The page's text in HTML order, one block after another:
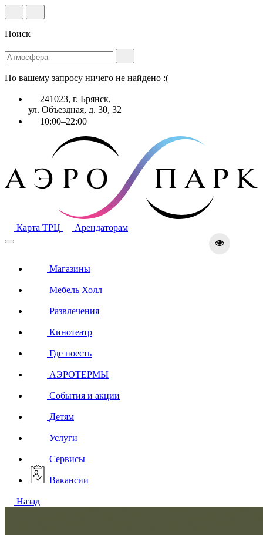
Поиск
По вашему запросу ничего не найдено :(
241023, г. Брянск,
ул. Объездная, д. 30, 32
10:00–22:00
Карта ТРЦ Арендаторам
Магазины
Мебель Холл
Развлечения
Кинотеатр
Где поесть
АЭРОТЕРМЫ
События и акции
Детям
Услуги
Сервисы
Вакансии
Назад